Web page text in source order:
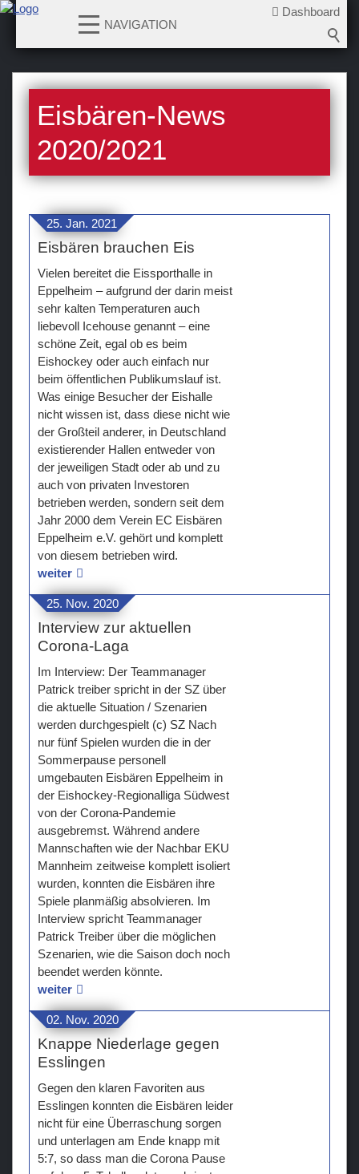
Dashboard
NAVIGATION
News
2026-2027
2025-2026
2024-2025
2022-2023
2021-2022
2019-2020
2018-2019
2017-2018
2016-2017
Teams
Verein
Sponsoren / Partner
Fanzone
Eisbären-News
2020/2021
25. Jan. 2021
Eisbären brauchen Eis
Vielen bereitet die Eissporthalle in
Eppelheim – aufgrund der darin meist
sehr kalten Temperaturen auch
liebevoll Icehouse genannt – eine
schöne Zeit, egal ob es beim
Eishockey oder auch einfach nur
beim öffentlichen Publikumslauf ist.
Was einige Besucher der Eishalle
nicht wissen ist, dass diese nicht wie
der Großteil anderer, in Deutschland
existierender Hallen entweder von
der jeweiligen Stadt oder ab und zu
auch von privaten Investoren
betrieben werden, sondern seit dem
Jahr 2000 dem Verein EC Eisbären
Eppelheim e.V. gehört und komplett
von diesem betrieben wird.
weiter
25. Nov. 2020
Interview zur aktuellen
Corona-Laga
Im Interview: Der Teammanager
Patrick treiber spricht in der SZ über
die aktuelle Situation / Szenarien
werden durchgespielt (c) SZ Nach
nur fünf Spielen wurden die in der
Sommerpause personell
umgebauten Eisbären Eppelheim in
der Eishockey-Regionalliga Südwest
von der Corona-Pandemie
ausgebremst. Während andere
Mannschaften wie der Nachbar EKU
Mannheim zeitweise komplett isoliert
wurden, konnten die Eisbären ihre
Spiele planmäßig absolvieren. Im
Interview spricht Teammanager
Patrick Treiber über die möglichen
Szenarien, wie die Saison doch noch
beendet werden könnte.
weiter
02. Nov. 2020
Knappe Niederlage gegen
Esslingen
Gegen den klaren Favoriten aus
Esslingen konnten die Eisbären leider
nicht für eine Überraschung sorgen
und unterlagen am Ende knapp mit
5:7, so dass man die Corona Pause